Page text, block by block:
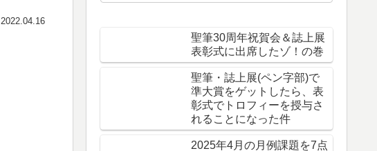
2022.04.16
聖筆30周年祝賀会＆誌上展
表彰式に出席したゾ！の巻
聖筆・誌上展(ペン字部)で
準大賞をゲットしたら、表
彰式でトロフィーを授与さ
れることになった件
2025年4月の月例課題を7点